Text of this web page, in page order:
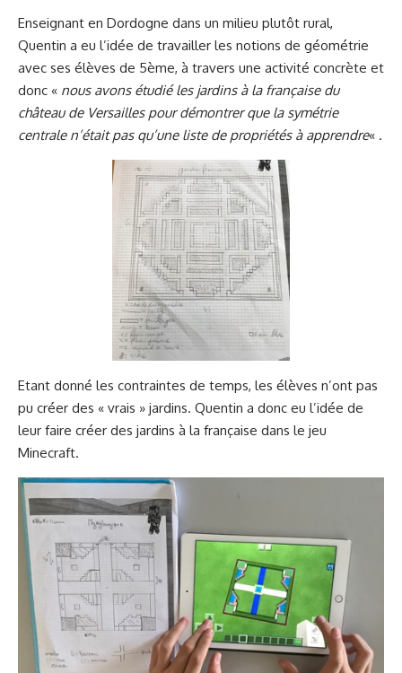
Enseignant en Dordogne dans un milieu plutôt rural,
Quentin a eu l’idée de travailler les notions de géométrie
avec ses élèves de 5ème, à travers une activité concrète et
donc « nous avons étudié les jardins à la française du
château de Versailles pour démontrer que la symétrie
centrale n’était pas qu’une liste de propriétés à apprendre« .
Etant donné les contraintes de temps, les élèves n’ont pas
pu créer des « vrais » jardins. Quentin a donc eu l’idée de
leur faire créer des jardins à la française dans le jeu
Minecraft.